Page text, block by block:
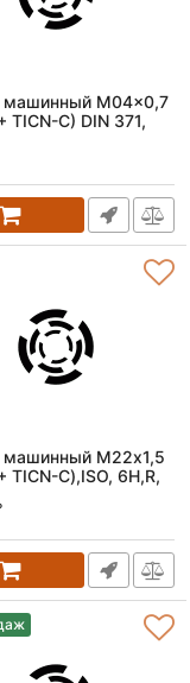
машинный M04x0,7
TICN-С) DIN 371,
M22х1,5
TICN-C),ISO, 6H,R,